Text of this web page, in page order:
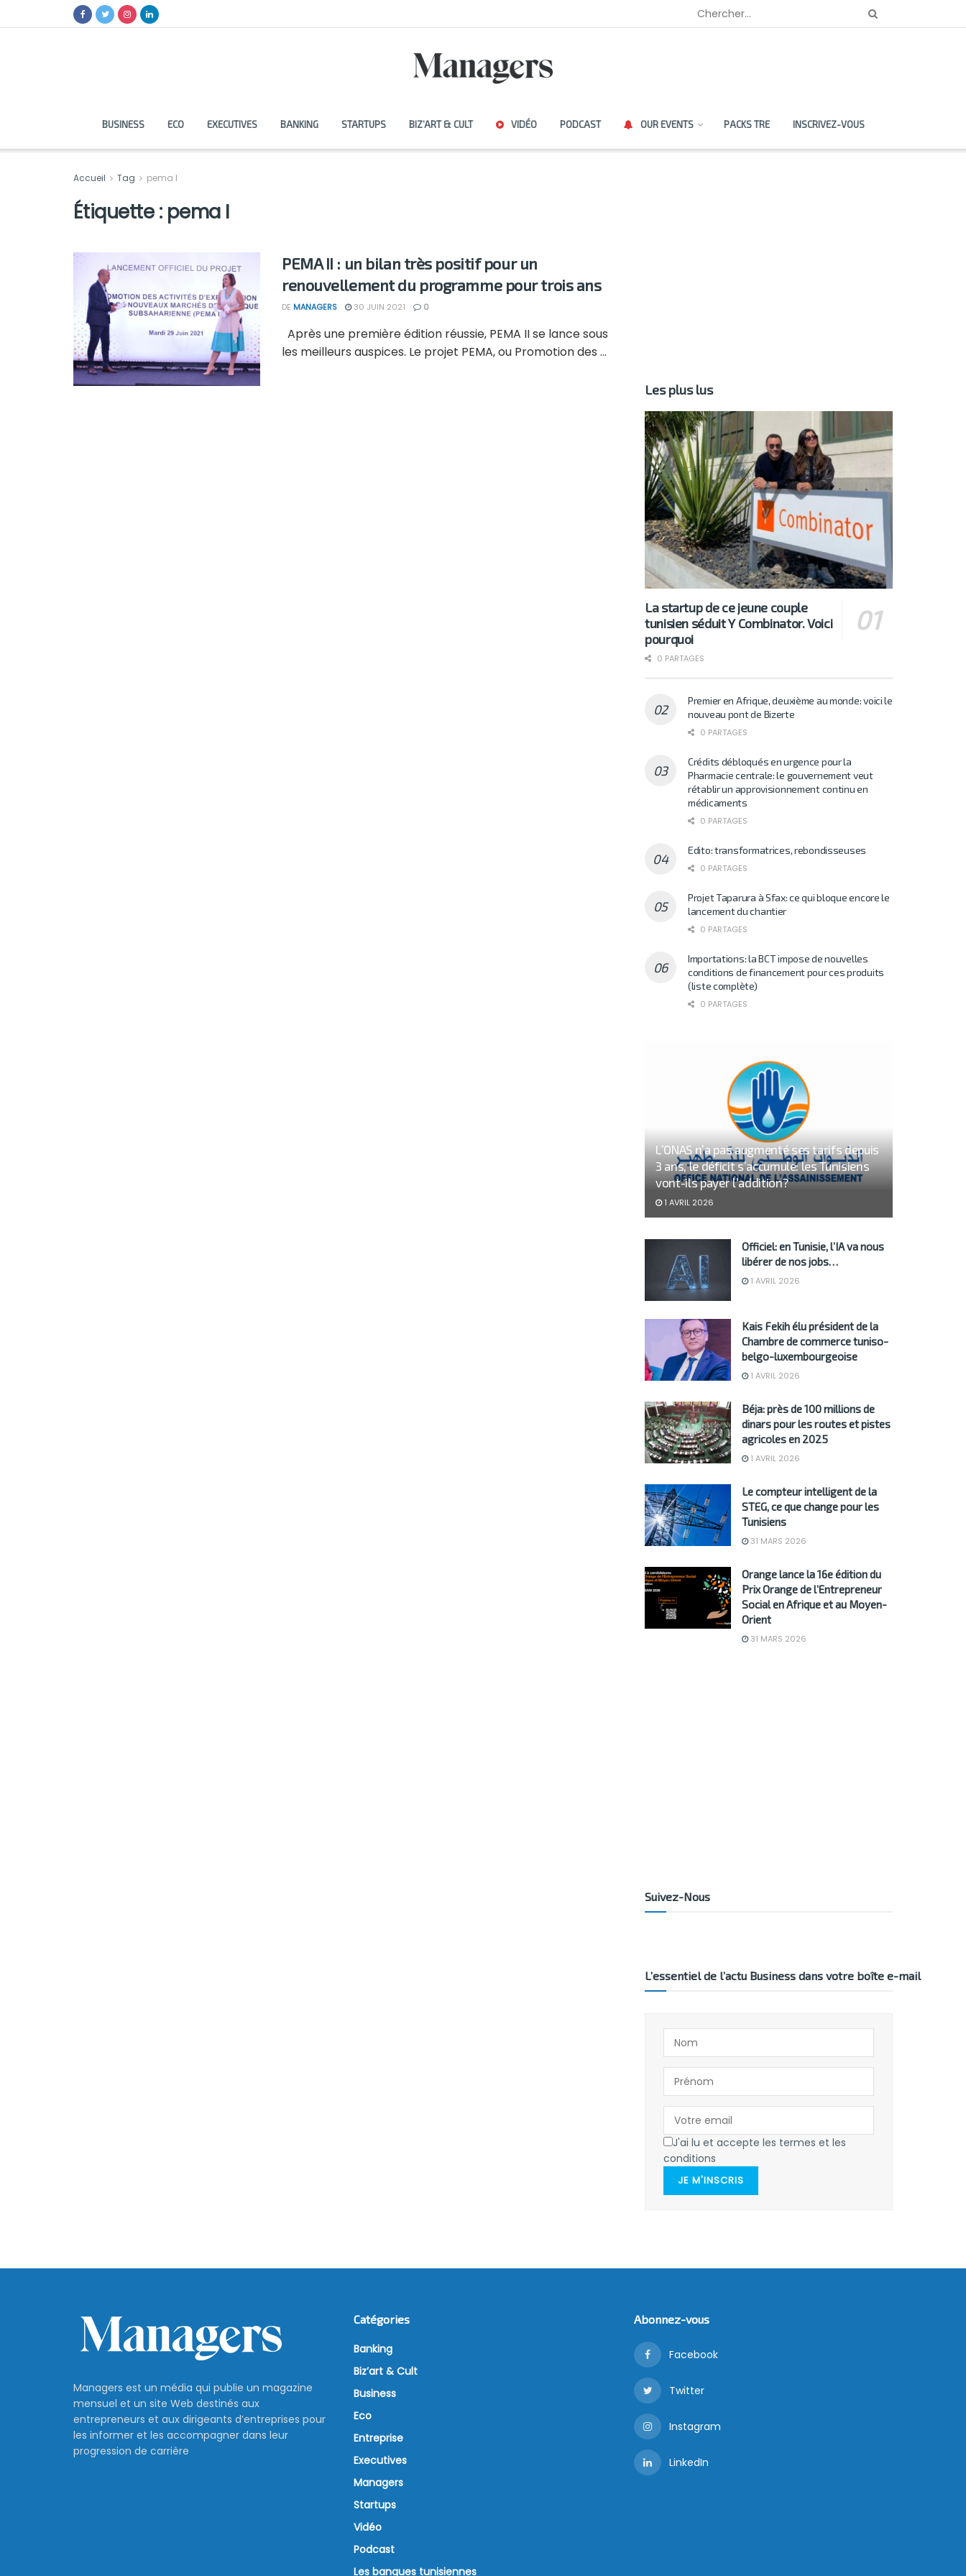
BUSINESS ECO EXECUTIVES BANKING STARTUPS BIZ’ART & CULT VIDÉO PODCAST OUR EVENTS PACKS TRE INSCRIVEZ-VOUS
Accueil Tag pema I
Étiquette : pema I
PEMA II : un bilan très positif pour un
renouvellement du programme pour trois ans
DE MANAGERS 30 JUIN 2021 0
Après une première édition réussie, PEMA II se lance sous
les meilleurs auspices. Le projet PEMA, ou Promotion des ...
Les plus lus
La startup de ce jeune couple
tunisien séduit Y Combinator. Voici
pourquoi
0 PARTAGES
Premier en Afrique, deuxième au monde: voici le
nouveau pont de Bizerte
0 PARTAGES
Crédits débloqués en urgence pour la
Pharmacie centrale: le gouvernement veut
rétablir un approvisionnement continu en
médicaments
0 PARTAGES
Edito: transformatrices, rebondisseuses
0 PARTAGES
Projet Taparura à Sfax: ce qui bloque encore le
lancement du chantier
0 PARTAGES
Importations: la BCT impose de nouvelles
conditions de financement pour ces produits
(liste complète)
0 PARTAGES
L’ONAS n’a pas augmenté ses tarifs depuis
3 ans, le déficit s’accumule: les Tunisiens
vont-ils payer l’addition?
1 AVRIL 2026
Officiel: en Tunisie, l’IA va nous
libérer de nos jobs…
1 AVRIL 2026
Kais Fekih élu président de la
Chambre de commerce tuniso-
belgo-luxembourgeoise
1 AVRIL 2026
Béja: près de 100 millions de
dinars pour les routes et pistes
agricoles en 2025
1 AVRIL 2026
Le compteur intelligent de la
STEG, ce que change pour les
Tunisiens
31 MARS 2026
Orange lance la 16e édition du
Prix Orange de l’Entrepreneur
Social en Afrique et au Moyen-
Orient
31 MARS 2026
Suivez-Nous
L’essentiel de l’actu Business dans votre boîte e-mail
J'ai lu et accepte les termes et les
conditions
JE M'INSCRIS
Managers est un média qui publie un magazine
mensuel et un site Web destinés aux
entrepreneurs et aux dirigeants d’entreprises pour
les informer et les accompagner dans leur
progression de carrière
Catégories
Banking
Biz’art & Cult
Business
Eco
Entreprise
Executives
Managers
Startups
Vidéo
Podcast
Les banques tunisiennes
Abonnez-vous
Facebook
Twitter
Instagram
LinkedIn